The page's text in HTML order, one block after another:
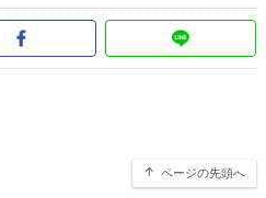
ページの先頭へ